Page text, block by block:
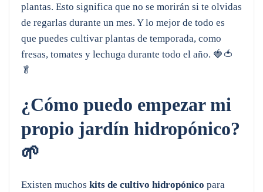
plantas. Esto significa que no se morirán si te olvidas
de regarlas durante un mes. Y lo mejor de todo es
que puedes cultivar plantas de temporada, como
fresas, tomates y lechuga durante todo el año. 🍓🍅
🥬
¿Cómo puedo empezar mi
propio jardín hidropónico?
🌱
Existen muchos kits de cultivo hidropónico para